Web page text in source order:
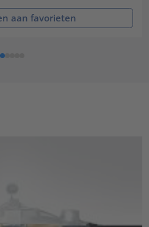
aan favorieten